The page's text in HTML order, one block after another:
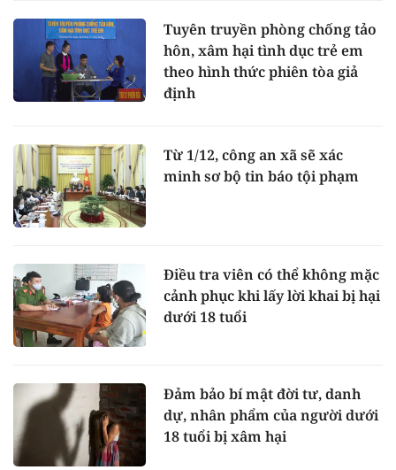
Tuyên truyền phòng chống tảo
hôn, xâm hại tình dục trẻ em
theo hình thức phiên tòa giả
định
Từ 1/12, công an xã sẽ xác
minh sơ bộ tin báo tội phạm
Điều tra viên có thể không mặc
cảnh phục khi lấy lời khai bị hại
dưới 18 tuổi
Đảm bảo bí mật đời tư, danh
dự, nhân phẩm của người dưới
18 tuổi bị xâm hại